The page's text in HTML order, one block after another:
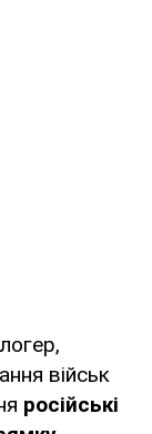
військ
російські